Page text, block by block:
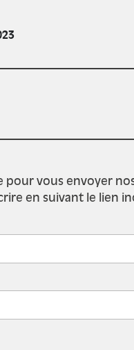
pour vous envoyer
en suivant le lien